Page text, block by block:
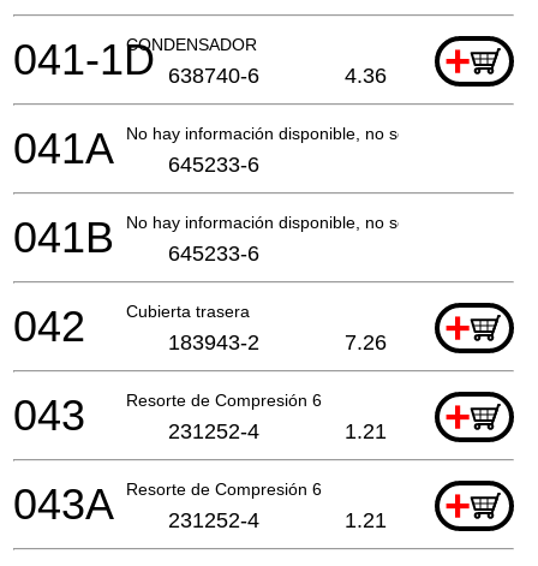
CONDENSADOR +
041-1D 638740-6 4.36
No hay información disponible, no se puede pedir
041A 645233-6
No hay información disponible, no se puede pedir
041B 645233-6
Cubierta trasera +
042 183943-2 7.26
Resorte de Compresión 6 +
043 231252-4 1.21
Resorte de Compresión 6 +
043A 231252-4 1.21